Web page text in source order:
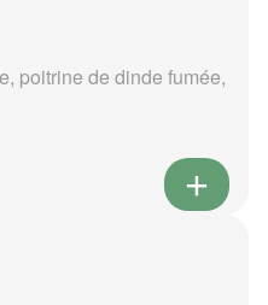
poitrine de dinde fumée,